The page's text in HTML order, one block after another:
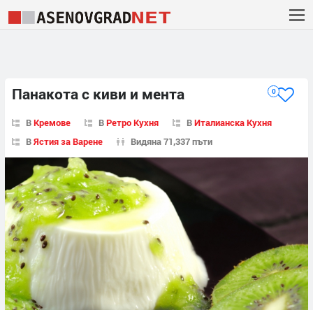
Панакота с киви и мента 0
ВКремове ВРетро Кухня ВИталианска Кухня
ВЯстия за Варене Видяна 71,337 пъти